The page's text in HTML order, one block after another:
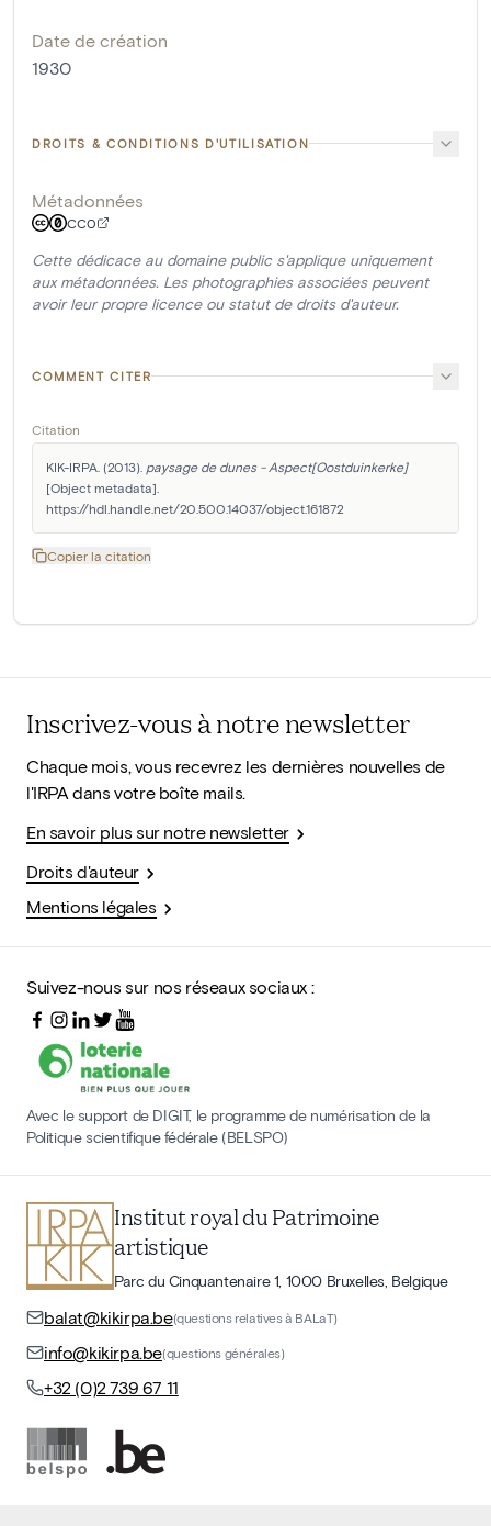
Date de création
1930
DROITS & CONDITIONS D'UTILISATION
Métadonnées
CC0
Cette dédicace au domaine public s'applique uniquement
aux métadonnées. Les photographies associées peuvent
avoir leur propre licence ou statut de droits d'auteur.
COMMENT CITER
Citation
KIK-IRPA. (2013). paysage de dunes - Aspect[Oostduinkerke]
[Object metadata].
https://hdl.handle.net/20.500.14037/object.161872
Copier la citation
Inscrivez-vous à notre newsletter
Chaque mois, vous recevrez les dernières nouvelles de
l'IRPA dans votre boîte mails.
En savoir plus sur notre newsletter
Droits d'auteur
Mentions légales
Suivez-nous sur nos réseaux sociaux :
Avec le support de DIGIT, le programme de numérisation de la
Politique scientifique fédérale (BELSPO)
Institut royal du Patrimoine
artistique
Parc du Cinquantenaire 1, 1000 Bruxelles, Belgique
balat@kikirpa.be(questions relatives à BALaT)
info@kikirpa.be(questions générales)
+32 (0)2 739 67 11